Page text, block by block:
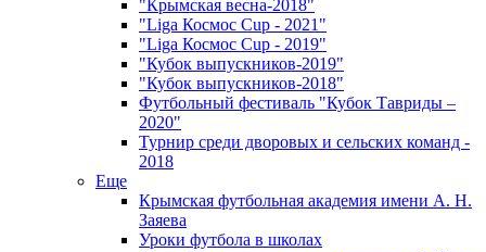
"Крымская весна-2018"
"Liga Космос Cup - 2021"
"Liga Космос Cup - 2019"
"Кубок выпускников-2019"
"Кубок выпускников-2018"
Футбольный фестиваль "Кубок Тавриды –
2020"
Турнир среди дворовых и сельских команд -
2018
Еще
Крымская футбольная академия имени А. Н.
Заяева
Уроки футбола в школах